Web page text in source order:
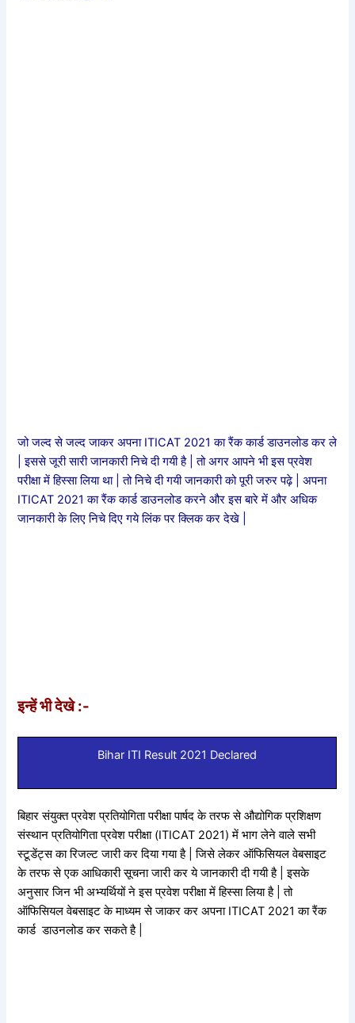
जो जल्द से जल्द जाकर अपना ITICAT 2021 का रैंक कार्ड डाउनलोड कर ले
| इससे जूरी सारी जानकारी निचे दी गयी है | तो अगर आपने भी इस प्रवेश
परीक्षा में हिस्सा लिया था | तो निचे दी गयी जानकारी को पूरी जरुर पढ़े | अपना
ITICAT 2021 का रैंक कार्ड डाउनलोड करने और इस बारे में और अधिक
जानकारी के लिए निचे दिए गये लिंक पर क्लिक कर देखे |
इन्हें भी देखे :-
Bihar ITI Result 2021 Declared
बिहार संयुक्त प्रवेश प्रतियोगिता परीक्षा पार्षद के तरफ से औद्योगिक प्रशिक्षण
संस्थान प्रतियोगिता प्रवेश परीक्षा (ITICAT 2021) में भाग लेने वाले सभी
स्टूडेंट्स का रिजल्ट जारी कर दिया गया है | जिसे लेकर ऑफिसियल वेबसाइट
के तरफ से एक आधिकारी सूचना जारी कर ये जानकारी दी गयी है | इसके
अनुसार जिन भी अभ्यर्थियों ने इस प्रवेश परीक्षा में हिस्सा लिया है | तो
ऑफिसियल वेबसाइट के माध्यम से जाकर कर अपना ITICAT 2021 का रैंक
कार्ड डाउनलोड कर सकते है |